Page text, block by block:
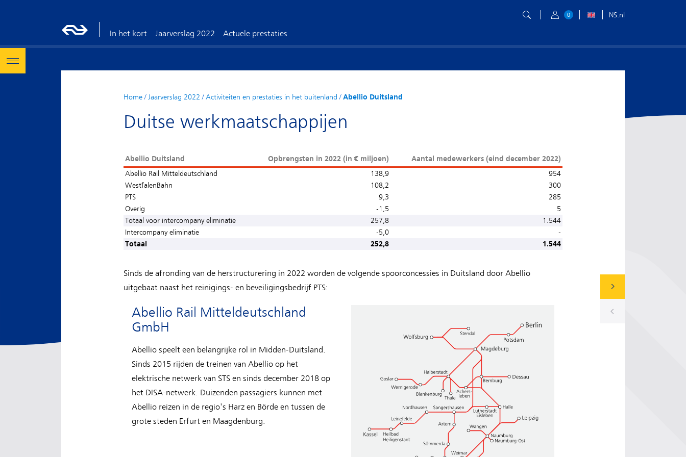
0 NS.nl
In het kort Jaarverslag 2022 Actuele prestaties
Home/ Jaarverslag 2022 / Activiteiten en prestaties in het buitenland /Abellio Duitsland
Duitse werkmaatschappijen
Abellio Duitsland Opbrengsten in 2022 (in € miljoen)
Aantal medewerkers (eind december 2022)
Abellio Rail Mitteldeutschland
138,9
954
WestfalenBahn
108,2
300
PTS
9,3
285
Overig
-1,5
5
Totaal voor intercompany eliminatie
257,8
1.544
Intercompany eliminatie
-5,0
-
Totaal
252,8 1.544
Sinds de afronding van de herstructurering in 2022 worden de volgende spoorconcessies in Duitsland door Abellio
uitgebaat naast het reinigings- en beveiligingsbedrijf PTS:
Abellio Rail Mitteldeutschland
GmbH
Abellio speelt een belangrijke rol in Midden-Duitsland.
Sinds 2015 rijden de treinen van Abellio op het
elektrische netwerk van STS en sinds december 2018 op
het DISA-netwerk. Duizenden passagiers kunnen met
Abellio reizen in de regio's Harz en Börde en tussen de
grote steden Erfurt en Maagdenburg.